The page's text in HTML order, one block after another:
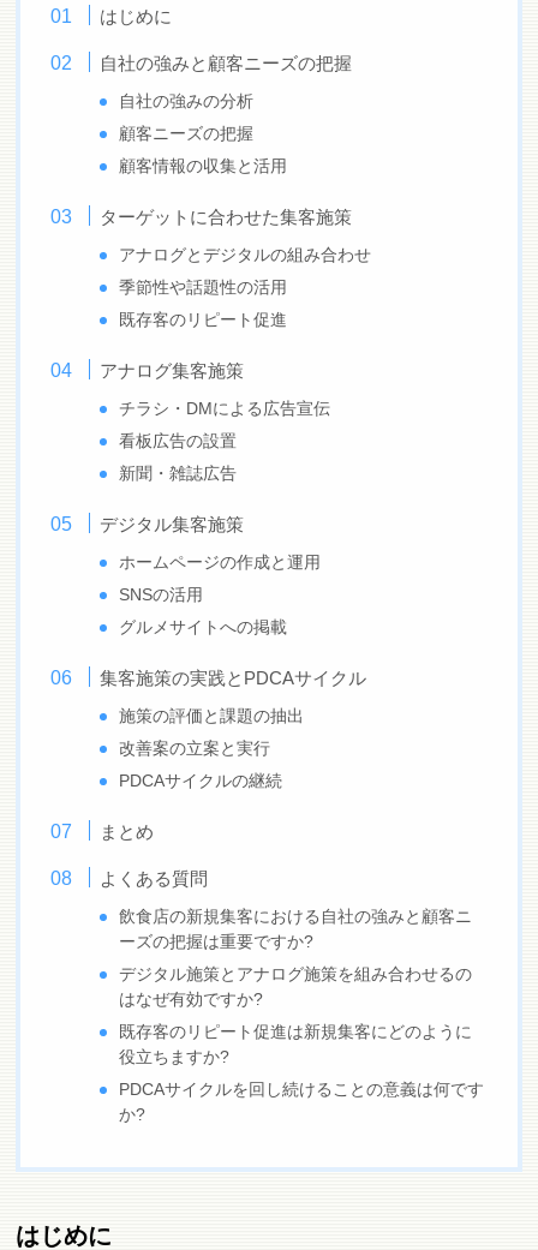
はじめに
自社の強みと顧客ニーズの把握
自社の強みの分析
顧客ニーズの把握
顧客情報の収集と活用
ターゲットに合わせた集客施策
アナログとデジタルの組み合わせ
季節性や話題性の活用
既存客のリピート促進
アナログ集客施策
チラシ・DMによる広告宣伝
看板広告の設置
新聞・雑誌広告
デジタル集客施策
ホームページの作成と運用
SNSの活用
グルメサイトへの掲載
集客施策の実践とPDCAサイクル
施策の評価と課題の抽出
改善案の立案と実行
PDCAサイクルの継続
まとめ
よくある質問
飲食店の新規集客における自社の強みと顧客ニ
ーズの把握は重要ですか?
デジタル施策とアナログ施策を組み合わせるの
はなぜ有効ですか?
既存客のリピート促進は新規集客にどのように
役立ちますか?
PDCAサイクルを回し続けることの意義は何です
か?
はじめに